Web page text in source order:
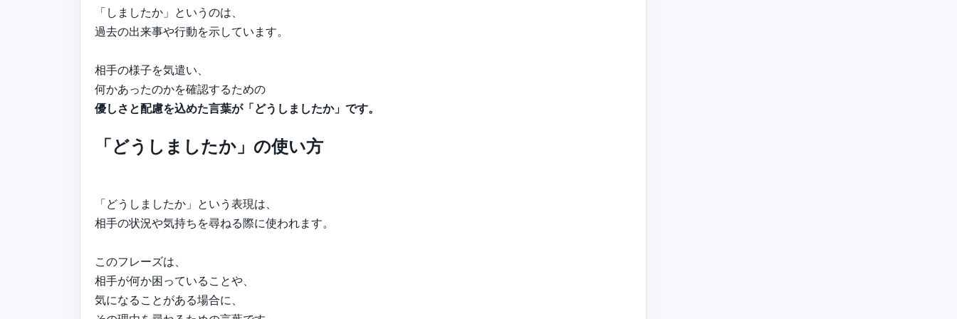
「しましたか」というのは、
過去の出来事や行動を示しています。
相手の様子を気遣い、
何かあったのかを確認するための
優しさと配慮を込めた言葉が「どうしましたか」です。
「どうしましたか」の使い方
「どうしましたか」という表現は、
相手の状況や気持ちを尋ねる際に使われます。
このフレーズは、
相手が何か困っていることや、
気になることがある場合に、